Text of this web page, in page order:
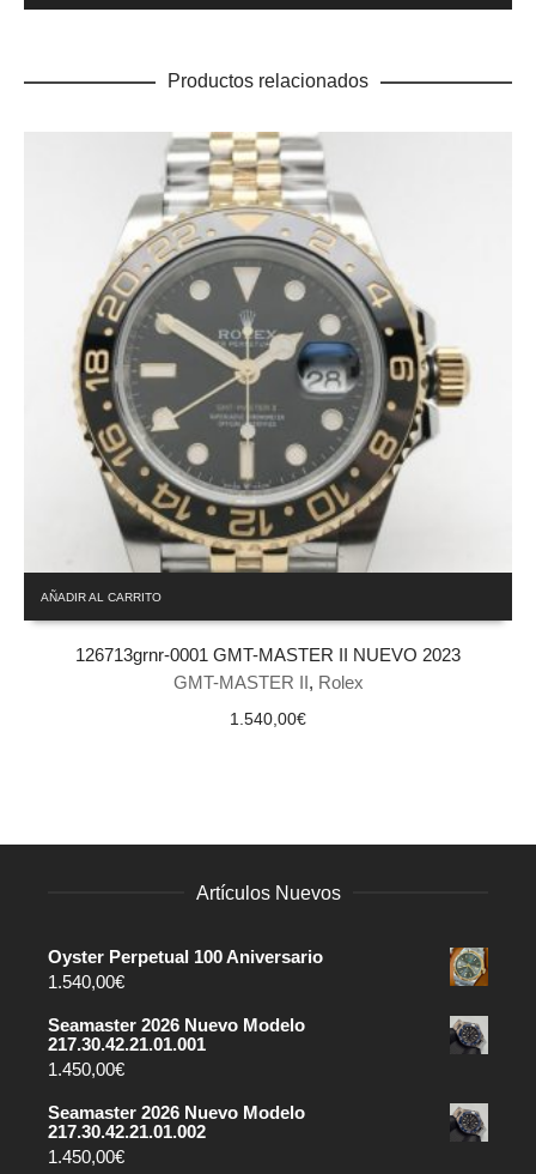
Productos relacionados
AÑADIR AL CARRITO
126713grnr-0001 GMT-MASTER II NUEVO 2023
GMT-MASTER II, Rolex
1.540,00€
Artículos Nuevos
Oyster Perpetual 100 Aniversario
1.540,00€
Seamaster 2026 Nuevo Modelo
217.30.42.21.01.001
1.450,00€
Seamaster 2026 Nuevo Modelo
217.30.42.21.01.002
1.450,00€